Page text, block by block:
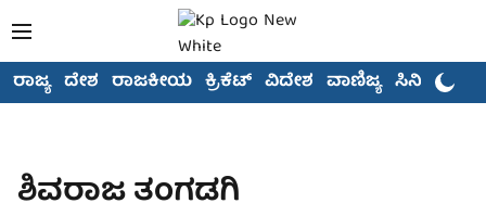
ರಾಜ್ಯ ದೇಶ ರಾಜಕೀಯ ಕ್ರಿಕೆಟ್ ವಿದೇಶ ವಾಣಿಜ್ಯ ಸಿನಿಮಾ
ಶಿವರಾಜ ತಂಗಡಗಿ